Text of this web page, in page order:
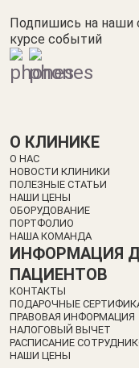
Подпишись на наши
курсе событий
О КЛИНИКЕ
О НАС
НОВОСТИ КЛИНИКИ
ПОЛЕЗНЫЕ СТАТЬИ
НАШИ ЦЕНЫ
ОБОРУДОВАНИЕ
ПОРТФОЛИО
НАША КОМАНДА
ИНФОРМАЦИЯ
ПАЦИЕНТОВ
КОНТАКТЫ
ПОДАРОЧНЫЕ
ПРАВОВАЯ ИНФОРМАЦИЯ
НАЛОГОВЫЙ ВЫЧЕТ
РАСПИСАНИЕ
НАШИ ЦЕНЫ